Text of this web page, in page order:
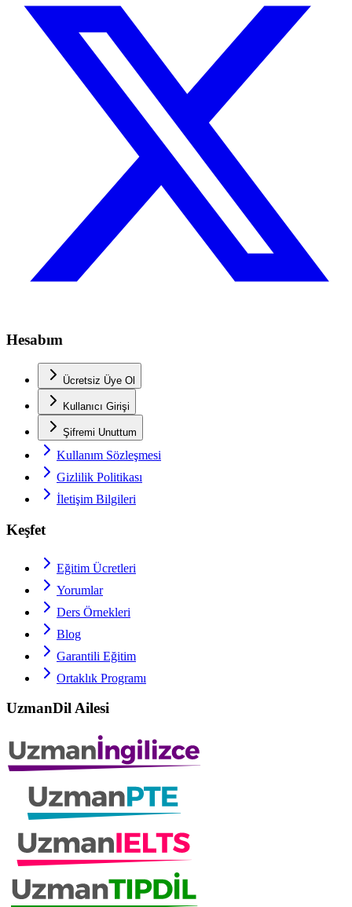
Hesabım
Ücretsiz Üye Ol
Kullanıcı Girişi
Şifremi Unuttum
Kullanım Sözleşmesi
Gizlilik Politikası
İletişim Bilgileri
Keşfet
Eğitim Ücretleri
Yorumlar
Ders Örnekleri
Blog
Garantili Eğitim
Ortaklık Programı
UzmanDil Ailesi